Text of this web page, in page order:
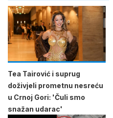
Tea Tairović i suprug
doživjeli prometnu nesreću
u Crnoj Gori: 'Čuli smo
snažan udarac'